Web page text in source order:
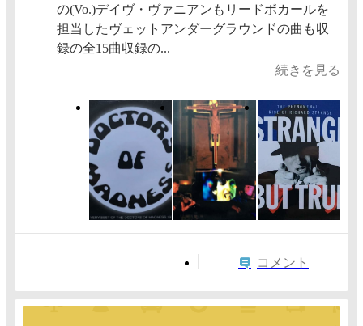
の(Vo.)デイヴ・ヴァニアンもリードボカールを
担当したヴェットアンダーグラウンドの曲も収
録の全15曲収録の...
続きを見る
コメント